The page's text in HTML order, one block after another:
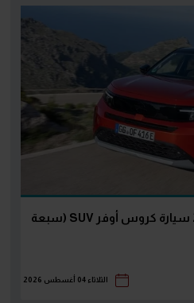
بعد طرح RX9 وفرونتيرا.. 22 سيارة كروس أوفر SUV (سبعة
الثلاثاء 04 أغسطس 2026